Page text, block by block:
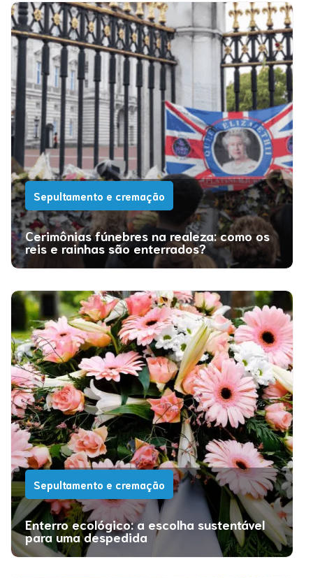
Sepultamento e cremação
Cerimônias fúnebres na realeza: como os
reis e rainhas são enterrados?
Sepultamento e cremação
Enterro ecológico: a escolha sustentável
para uma despedida